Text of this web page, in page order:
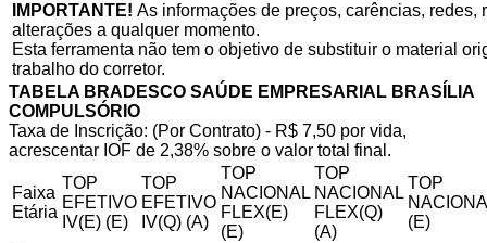
IMPORTANTE! As informações de preços, carências,
alterações a qualquer momento.
Esta ferramenta não tem o objetivo de substituir o material
trabalho do corretor.
TABELA BRADESCO SAÚDE EMPRESARIAL BRASÍLIA
COMPULSÓRIO
Taxa de Inscrição: (Por Contrato) - R$ 7,50 por vida,
acrescentar IOF de 2,38% sobre o valor total final.
Faixa
Etária
TOP
EFETIVO
IV(E) (E)
TOP
EFETIVO
IV(Q) (A)
TOP
NACIONAL
FLEX(E)
(E)
TOP
NACIONAL
FLEX(Q)
(A)
TOP
(E)